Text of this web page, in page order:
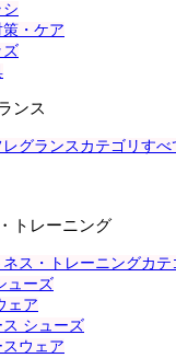
策・ケア
ズ
ンス
グランスカテゴリすべ
トレーニング
ネス・トレーニングカテ
ューズ
ェア
ス シューズ
スウェア